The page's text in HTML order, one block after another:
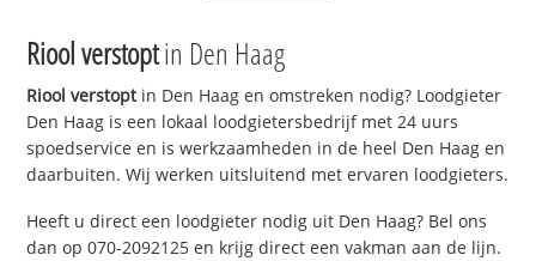
Riool verstoptin Den Haag
Riool verstoptin Den Haag en omstreken nodig? Loodgieter
Den Haag is een lokaal loodgietersbedrijf met 24 uurs
spoedservice en is werkzaamheden in de heel Den Haag en
daarbuiten. Wij werken uitsluitend met ervaren loodgieters.
Heeft u direct een loodgieter nodig uit Den Haag? Bel ons
dan op 070-2092125 en krijg direct een vakman aan de lijn.